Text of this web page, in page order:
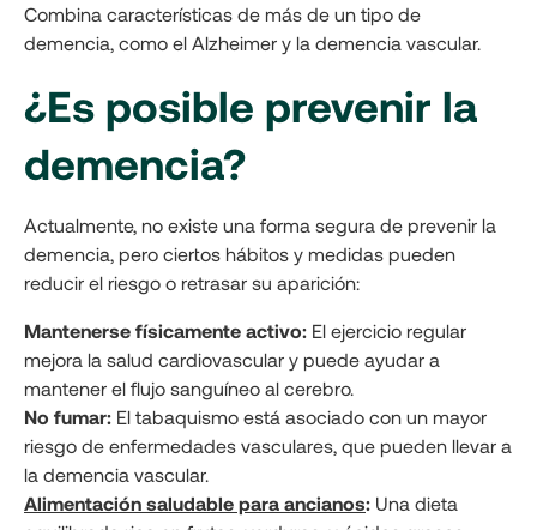
Combina características de más de un tipo de
demencia, como el Alzheimer y la demencia vascular.
¿Es posible prevenir la
demencia?
Actualmente, no existe una forma segura de prevenir la
demencia, pero ciertos hábitos y medidas pueden
reducir el riesgo o retrasar su aparición:
Mantenerse físicamente activo: El ejercicio regular
mejora la salud cardiovascular y puede ayudar a
mantener el flujo sanguíneo al cerebro.
No fumar: El tabaquismo está asociado con un mayor
riesgo de enfermedades vasculares, que pueden llevar a
la demencia vascular.
Alimentación saludable para ancianos: Una dieta